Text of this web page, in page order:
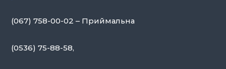
(067) 758-00-02 – Приймальна
(0536) 75-88-58,